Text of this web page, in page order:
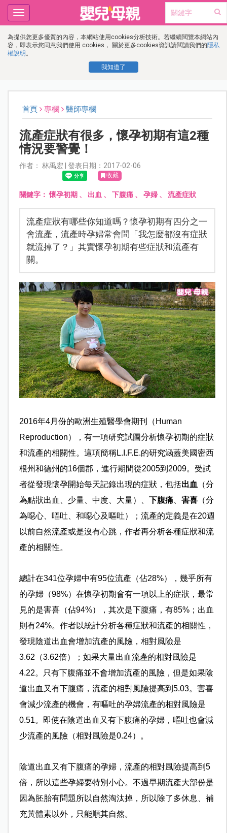
為提供您更多優質的內容，本網站使用cookies分析技術。若繼續閱覽本網站內
容，即表示您同意我們使用 cookies， 關於更多cookies資訊請閱讀我們的隱私
權說明 。
我知道了
Toggle
navigation
首頁 專欄 醫師專欄
流產症狀有很多，懷孕初期有這2種
情況要警覺！
作者： 林禹宏 | 發表日期：2017-02-06
收藏
關鍵字：懷孕初期 、 出血 、 下腹痛、 孕婦、 流產症狀
流產症狀有哪些你知道嗎？懷孕初期有四分之一
會流產，流產時孕婦常會問「我怎麼都沒有症狀
就流掉了？」其實懷孕初期有些症狀和流產有
關。
2016年4月份的歐洲生殖醫學會期刊（Human
Reproduction），有一項研究試圖分析懷孕初期的症狀
和流產的相關性。這項簡稱L.I.F.E.的研究涵蓋美國密西
根州和德州的16個郡，進行期間從2005到2009。受試
者從發現懷孕開始每天記錄出現的症狀，包括出血
（分
為點狀出血、少量、中度、大量）、 下腹痛、 害喜（分
為噁心、嘔吐、和噁心及嘔吐）；流產的定義是在20週
以前自然流產或是沒有心跳，作者再分析各種症狀和流
產的相關性。
總計在341位孕婦中有95位流產（佔28%），幾乎所有
的孕婦（98%）在懷孕初期會有一項以上的症狀，最常
見的是害喜（佔94%），其次是下腹痛，有85%；出血
則有24%。作者以統計分析各種症狀和流產的相關性，
發現陰道出血會增加流產的風險，相對風險是
3.62（3.62倍）；如果大量出血流產的相對風險是
4.22。只有下腹痛並不會增加流產的風險，但是如果陰
道出血又有下腹痛，流產的相對風險提高到5.03。害喜
會減少流產的機會，有嘔吐的孕婦流產的相對風險是
0.51。即使在陰道出血又有下腹痛的孕婦，嘔吐也會減
少流產的風險（相對風險是0.24）。
陰道出血又有下腹痛的孕婦，流產的相對風險提高到5
倍，所以這些孕婦要特別小心。不過早期流產大部份是
因為胚胎有問題所以自然淘汰掉，所以除了多休息、補
充黃體素以外，只能順其自然。